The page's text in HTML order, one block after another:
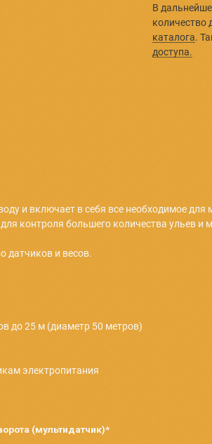
пчеловоду и включает в себя
весами для контроля большего
датчиков и весов.